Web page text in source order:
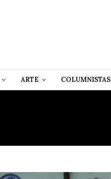
ARTE COLUMNISTAS